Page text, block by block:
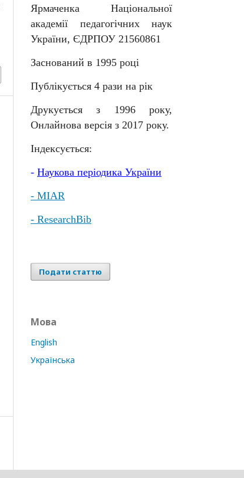
Ярмаченка Національної
академії педагогічних наук
України, ЄДРПОУ 21560861
Заснований в 1995 році
Публікується 4 рази на рік
Друкується з 1996 року,
Онлайнова версія з 2017 року.
Індексується:
- Наукова періодика України
- MIAR
- ResearchBib
Подати статтю
Мова
English
Українська